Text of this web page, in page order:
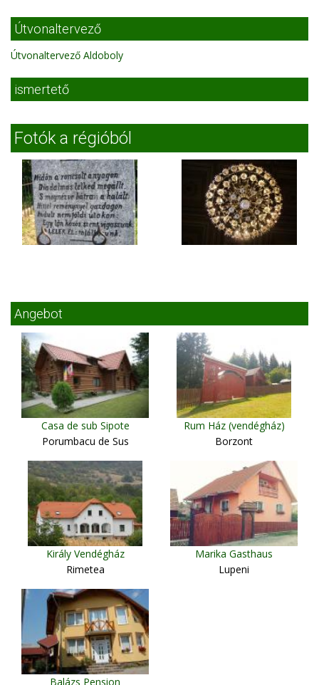
Útvonaltervező
Útvonaltervező Aldoboly
ismertető
Fotók a régióból
Angebot
Casa de sub Sipote
Porumbacu de Sus
Rum Ház (vendégház)
Borzont
Király Vendégház
Rimetea
Marika Gasthaus
Lupeni
Balázs Pension